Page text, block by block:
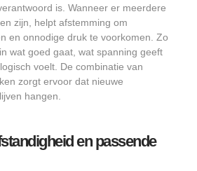
is. Wanneer er meerdere
zijn, helpt afstemming om
en onnodige druk te voorkomen. Zo
wat goed gaat, wat spanning geeft
voelt. De combinatie van
zorgt ervoor dat nieuwe
hangen.
en passende